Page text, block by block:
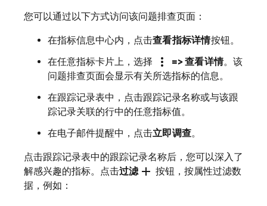
您可以通过以下方式访问该问题排查页面：
在指标信息中心内，点击查看指标详情按钮。
在任意指标卡片上，选择
more_vert => 查看详情。该
问题排查页面会显示有关所选指标的信息。
在跟踪记录表中，点击跟踪记录名称或与该跟
踪记录关联的行中的任意指标值。
在电子邮件提醒中，点击立即调查。
点击跟踪记录表中的跟踪记录名称后，您可以深入了
解感兴趣的指标。点击过滤add 按钮，按属性过滤数
据，例如：